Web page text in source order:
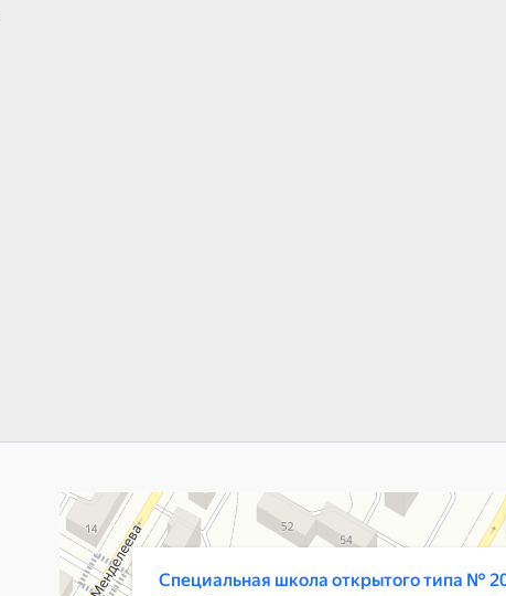
Специальная школа открытого типа № 202
Общеобразовательная школа в Озёрске